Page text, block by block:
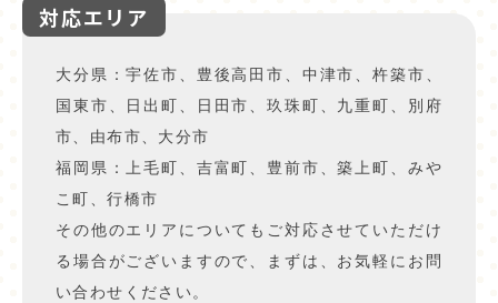
対応エリア
大分県：宇佐市、豊後高田市、中津市、杵築市、
国東市、日出町、日田市、玖珠町、九重町、別府
市、由布市、大分市
福岡県：上毛町、吉富町、豊前市、築上町、みや
こ町、行橋市
その他のエリアについてもご対応させていただけ
る場合がございますので、まずは、お気軽にお問
い合わせください。